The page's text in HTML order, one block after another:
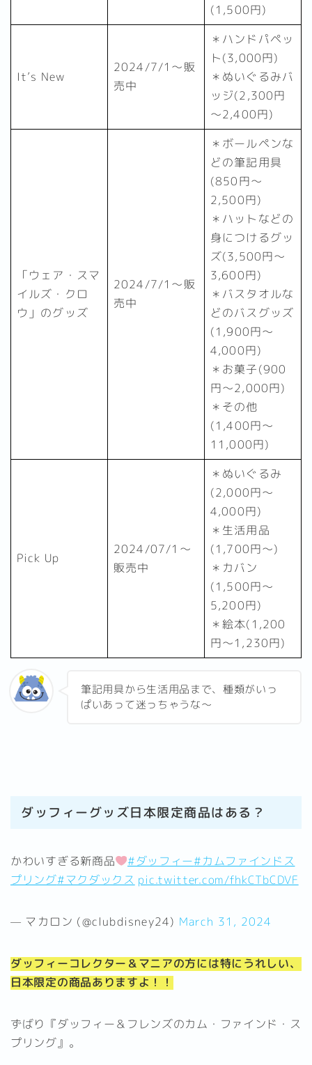
(1,500円)
It’s New
2024/7/1～販
売中
＊ハンドパペッ
ト(3,000円)
＊ぬいぐるみバ
ッジ(2,300円
～2,400円)
「ウェア・スマ
イルズ・クロ
ウ」のグッズ
2024/7/1～販
売中
＊ボールペンな
どの筆記用具
(850円～
2,500円)
＊ハットなどの
身につけるグッ
ズ(3,500円～
3,600円)
＊バスタオルな
どのバスグッズ
(1,900円～
4,000円)
＊お菓子(900
円～2,000円)
＊その他
(1,400円～
11,000円)
Pick Up
2024/07/1～
販売中
＊ぬいぐるみ
(2,000円～
4,000円)
＊生活用品
(1,700円～)
＊カバン
(1,500円～
5,200円)
＊絵本(1,200
円～1,230円)
筆記用具から生活用品まで、種類がいっ
ぱいあって迷っちゃうな～
ダッフィーグッズ日本限定商品はある？
かわいすぎる新商品 #ダッフィー#カムファインドス
プリング#マクダックス pic.twitter.com/fhkCTbCDVF
— マカロン (@clubdisney24) March 31, 2024
ダッフィーコレクター＆マニアの方には特にうれしい、
日本限定の商品ありますよ！！
ずばり『ダッフィー＆フレンズのカム・ファインド・ス
プリング』。